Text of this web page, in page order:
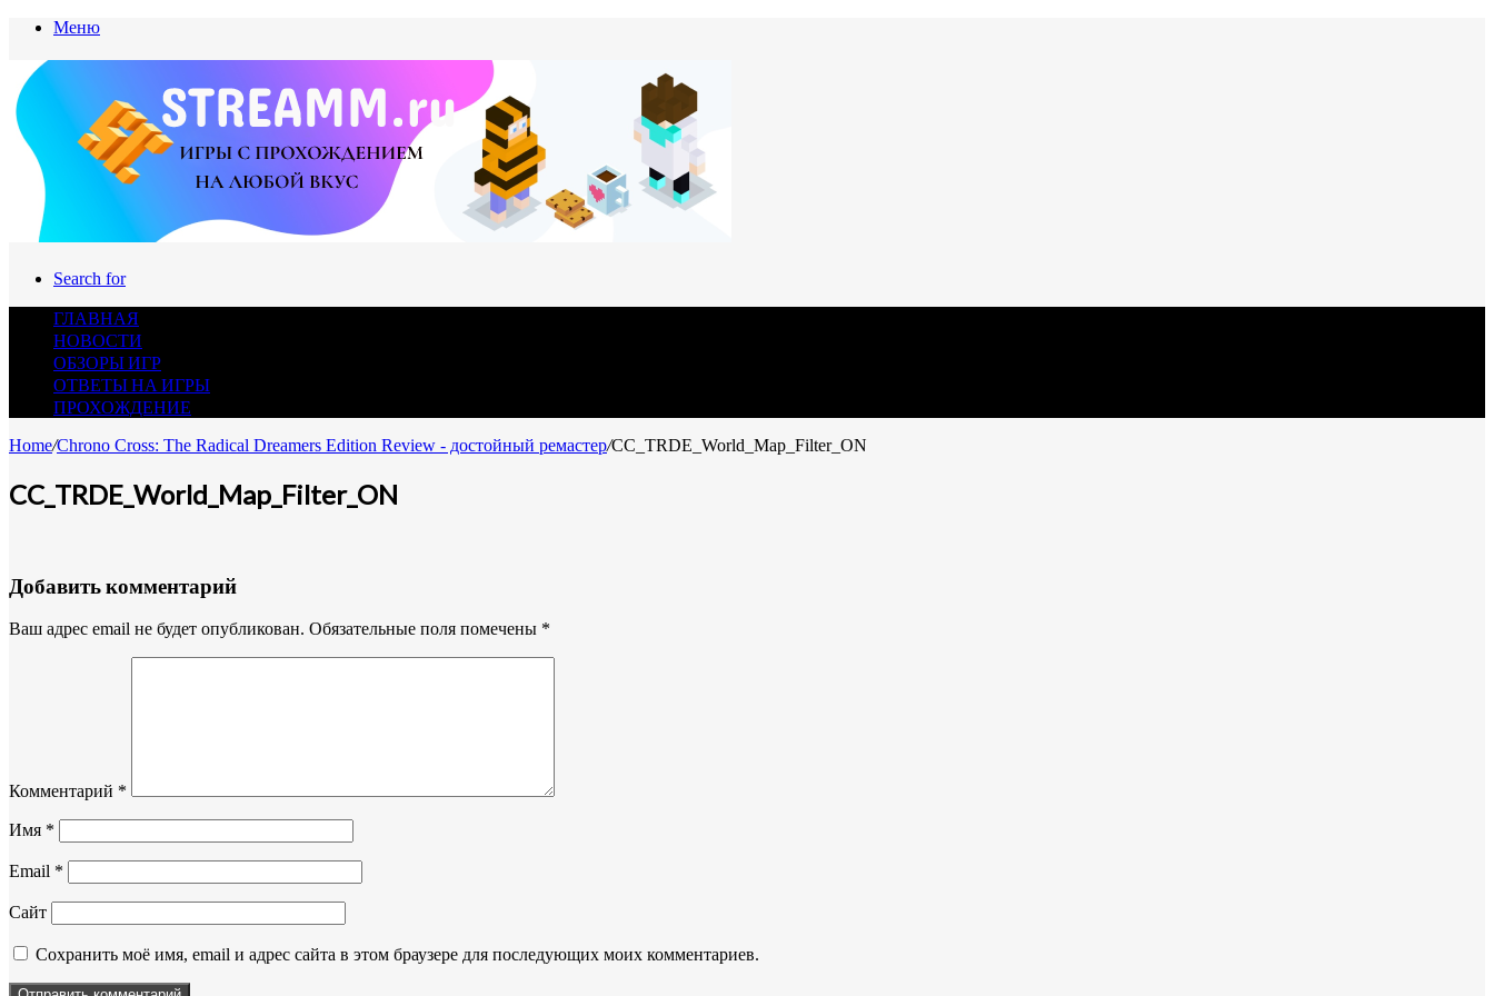
Меню
Search for
ГЛАВНАЯ
НОВОСТИ
ОБЗОРЫ ИГР
ОТВЕТЫ НА ИГРЫ
ПРОХОЖДЕНИЕ
Home/Chrono Cross: The Radical Dreamers Edition Review - достойный ремастер/CC_TRDE_World_Map_Filter_ON
CC_TRDE_World_Map_Filter_ON
Добавить комментарий
Ваш адрес email не будет опубликован. Обязательные поля помечены *
Комментарий *
Имя *
Email *
Сайт
Сохранить моё имя, email и адрес сайта в этом браузере для последующих моих комментариев.